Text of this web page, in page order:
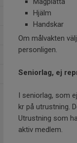
Hjälm
Handskar
Om målvakten
personligen.
Seniorlag, ej
I seniorlag, som
kr på utrustning.
Utrustning som
aktiv medlem.